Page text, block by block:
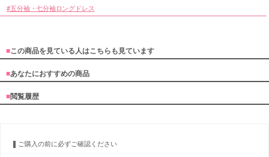
五分袖・七分袖ロングドレス
■この商品を見ている人はこちらも見ています
■あなたにおすすめの商品
■閲覧履歴
ご購入の前に必ずご確認ください